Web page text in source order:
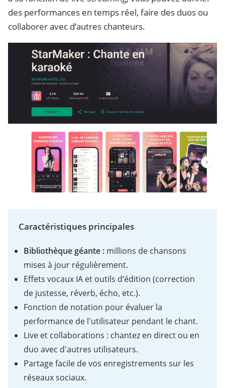
des performances en temps réel, faire des duos ou
collaborer avec d’autres chanteurs.
Caractéristiques principales
Bibliothèque géante : millions de chansons
mises à jour régulièrement.
Effets vocaux IA et outils d’édition (correction
de justesse, réverb, écho, etc.).
Fonction de notation pour évaluer la
performance de l'utilisateur pendant le chant.
Live et collaborations : chantez en direct ou en
duo avec d'autres utilisateurs.
Partage facile de vos enregistrements sur les
réseaux sociaux.